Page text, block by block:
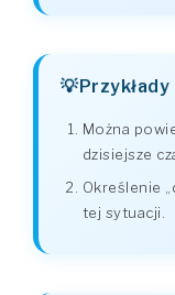
Przykłady
Można
dzisiejsze
Określenie
tej sytuacji.